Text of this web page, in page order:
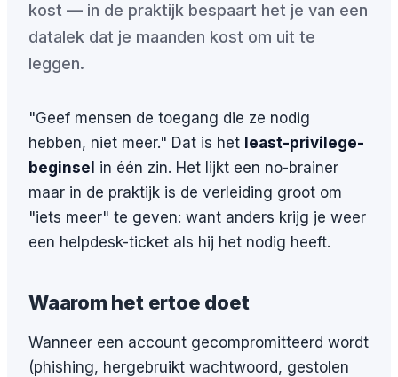
kost — in de praktijk bespaart het je van een
datalek dat je maanden kost om uit te
leggen.
"Geef mensen de toegang die ze nodig
hebben, niet meer." Dat is het least-privilege-
beginsel in één zin. Het lijkt een no-brainer
maar in de praktijk is de verleiding groot om
"iets meer" te geven: want anders krijg je weer
een helpdesk-ticket als hij het nodig heeft.
Waarom het ertoe doet
Wanneer een account gecompromitteerd wordt
(phishing, hergebruikt wachtwoord, gestolen